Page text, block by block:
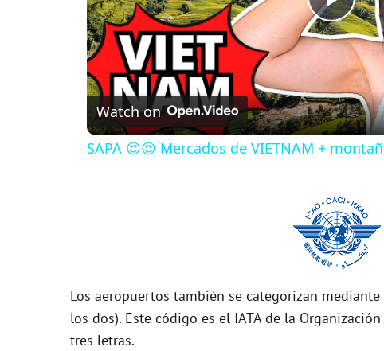
P
l
a
V
i
d
Watch on
SAPA 😍😍 Mercados de VIETNAM +
Los aeropuertos también se categorizan
los dos). Este código es el IATA de la
tres letras.